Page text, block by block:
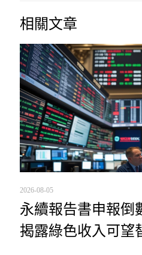
相關文章
2026-08-05
永續報告書申報倒
揭露綠色收入可望